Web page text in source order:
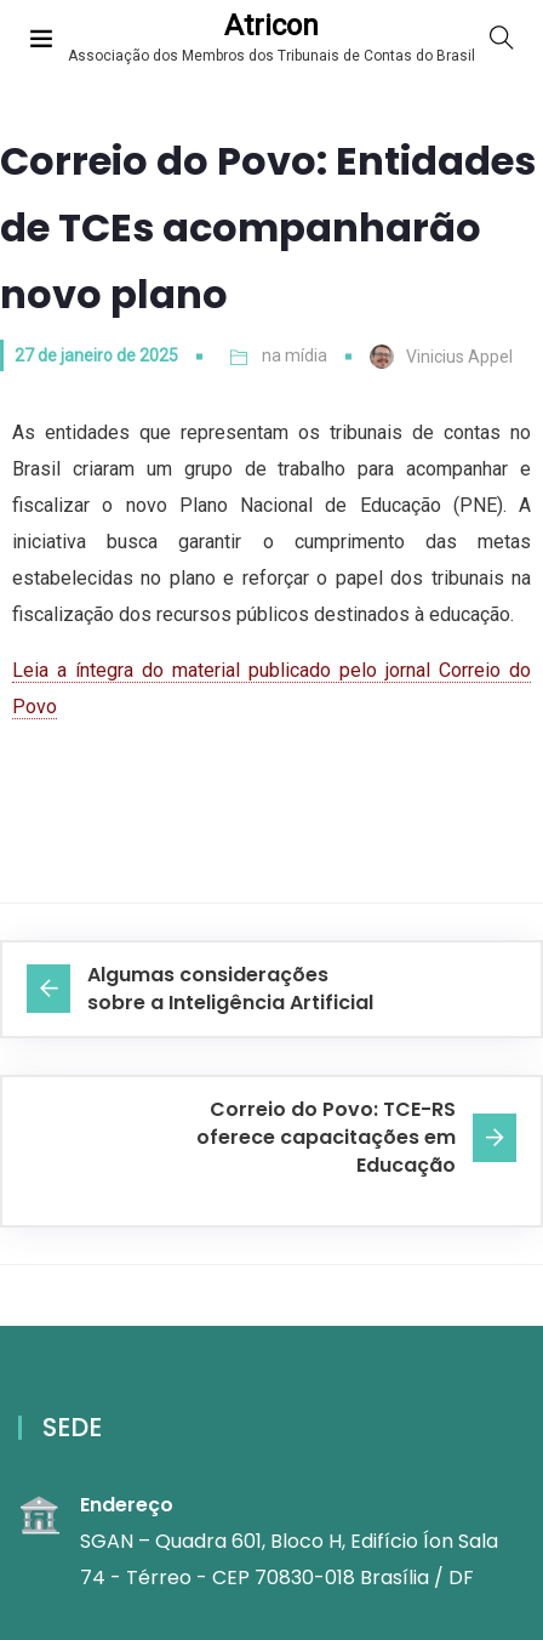
Atricon
Associação dos Membros dos Tribunais de Contas do Brasil
Correio do Povo: Entidades
de TCEs acompanharão
novo plano
27 de janeiro de 2025 na mídia Vinicius Appel
As entidades que representam os tribunais de contas no
Brasil criaram um grupo de trabalho para acompanhar e
fiscalizar o novo Plano Nacional de Educação (PNE). A
iniciativa busca garantir o cumprimento das metas
estabelecidas no plano e reforçar o papel dos tribunais na
fiscalização dos recursos públicos destinados à educação.
Leia a íntegra do material publicado pelo jornal Correio do
Povo
Algumas considerações
sobre a Inteligência Artificial
Correio do Povo: TCE-RS
oferece capacitações em
Educação
SEDE
Endereço
SGAN – Quadra 601, Bloco H, Edifício Íon Sala
74 - Térreo - CEP 70830-018 Brasília / DF